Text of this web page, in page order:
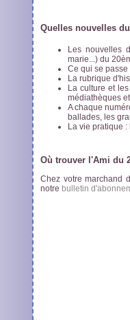
Quelles nouvelles
Les nouvelles
marie...) du
Ce qui se
La rubrique
La culture et
médiathèques
A chaque
ballades, les
La vie pratique :
Où trouver l'Ami du
Chez votre marchand
notre bulletin